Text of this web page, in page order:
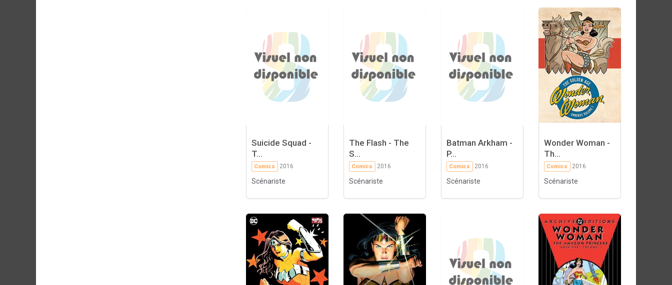
Suicide Squad -
T...
Comics 2016
Scénariste
The Flash - The
S...
Comics 2016
Scénariste
Batman Arkham -
P...
Comics 2016
Scénariste
Wonder Woman -
Th...
Comics 2016
Scénariste